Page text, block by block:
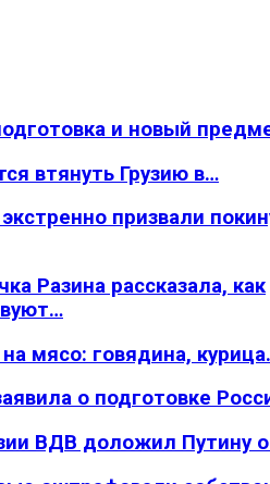
и новый
втянуть Грузию в…
призвали
Разина рассказала, как
мясо: говядина,
о подготовке
ВДВ доложил Путину